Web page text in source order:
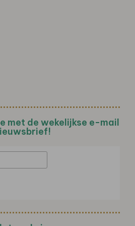
met de wekelijkse e-mail